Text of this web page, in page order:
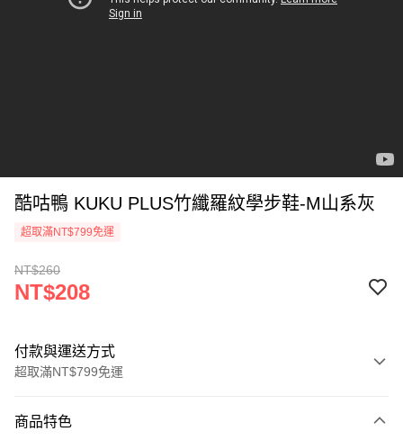
酷咕鴨 KUKU PLUS竹纖羅紋學步鞋-M山系灰
超取滿NT$799免運
NT$260
NT$208
付款與運送方式
超取滿NT$799免運
信用卡一次付款
商品特色